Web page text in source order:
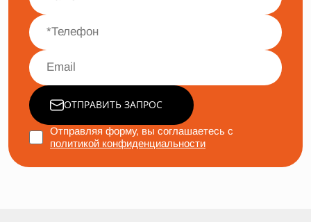
ОТПРАВИТЬ ЗАПРОС
Отправляя форму, вы соглашаетесь с
политикой конфиденциальности